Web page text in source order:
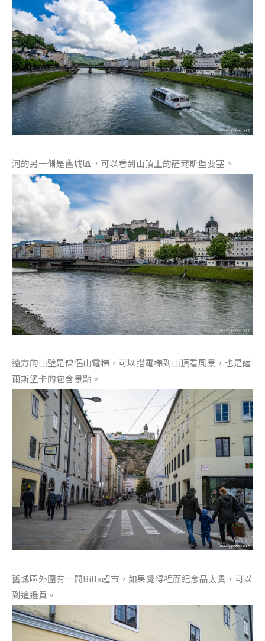
河的另一側是舊城區，可以看到山頂上的薩爾斯堡要塞。
遠方的山壁是僧侶山電梯，可以搭電梯到山頂看風景，也是薩
爾斯堡卡的包含景點。
舊城區外圍有一間Billa超市，如果覺得裡面紀念品太貴，可以
到這邊買。